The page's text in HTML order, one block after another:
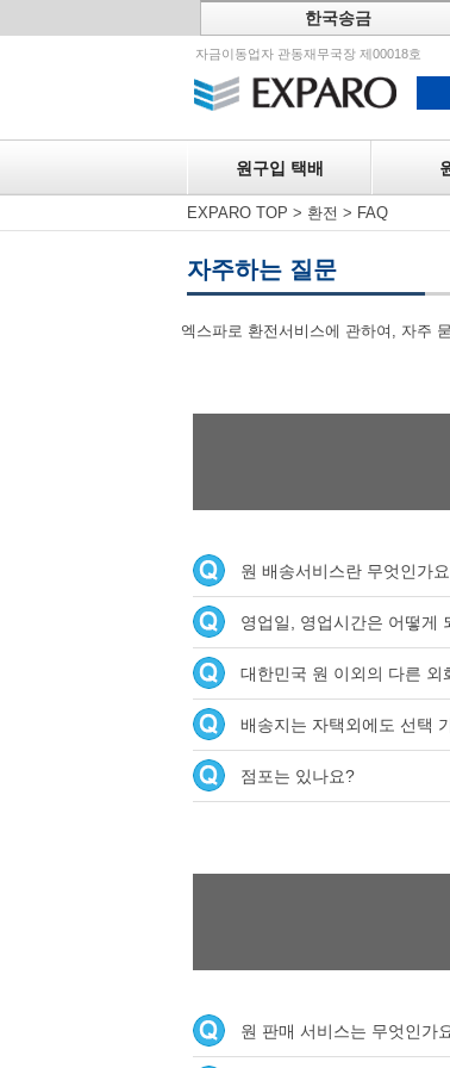
한국송금
자금이동업자 관동재무국장 제00018호
원구입 택배
EXPARO TOP > 환전 > FAQ
자주하는 질문
엑스파로 환전서비스에 관하여, 자주
원 배송서비스란 무엇인가
영업일, 영업시간은 어떻게
대한민국 원 이외의 다른 외
배송지는 자택외에도 선택
점포는 있나요?
원 판매 서비스는 무엇인가